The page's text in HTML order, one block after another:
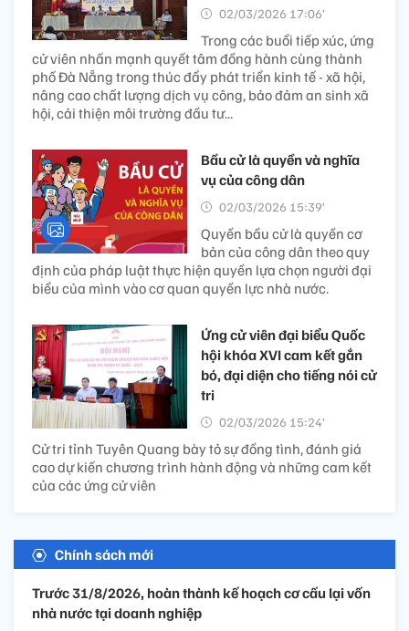
02/03/2026 17:06’
Trong các buổi tiếp xúc, ứng
cử viên nhấn mạnh quyết tâm đồng hành cùng thành
phố Đà Nẵng trong thúc đẩy phát triển kinh tế - xã hội,
nâng cao chất lượng dịch vụ công, bảo đảm an sinh xã
hội, cải thiện môi trường đầu tư...
Bầu cử là quyền và nghĩa
vụ của công dân
02/03/2026 15:39’
Quyền bầu cử là quyền cơ
bản của công dân theo quy
định của pháp luật thực hiện quyền lựa chọn người đại
biểu của mình vào cơ quan quyền lực nhà nước.
Ứng cử viên đại biểu Quốc
hội khóa XVI cam kết gắn
bó, đại diện cho tiếng nói cử
tri
02/03/2026 15:24’
Cử tri tỉnh Tuyên Quang bày tỏ sự đồng tình, đánh giá
cao dự kiến chương trình hành động và những cam kết
của các ứng cử viên
Chính sách mới
Trước 31/8/2026, hoàn thành kế hoạch cơ cấu lại vốn
nhà nước tại doanh nghiệp